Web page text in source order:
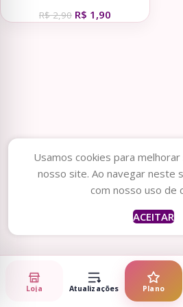
R$2,90 R$ 1,90
Usamos cookies para
nosso site. Ao navegar neste
com nosso uso de
ACEITAR
Loja Atualizações Plano